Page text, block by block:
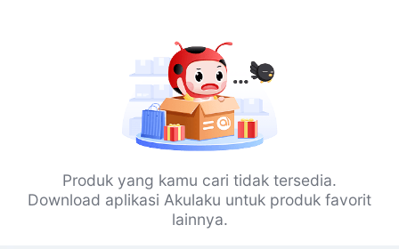
Produk yang kamu cari tidak tersedia.
Download aplikasi Akulaku untuk produk favorit
lainnya.